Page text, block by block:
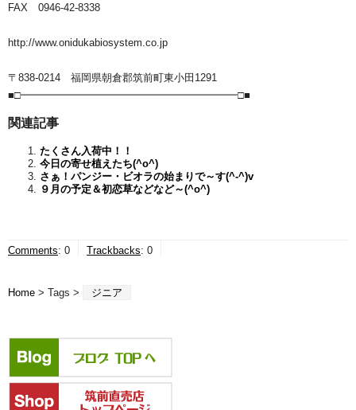
FAX 0946-42-8338
http://www.onidukabiosystem.co.jp
〒838-0214 福岡県朝倉郡筑前町東小田1291
■□━━━━━━━━━━━━━━━━━━━━━□■
関連記事
たくさん入荷中！！
今日の寄せ植えたち(^o^)
さぁ！パンジー・ビオラの始まりで～す(^-^)v
９月の予定＆初恋草などなど～(^o^)
Comments: 0 Trackbacks: 0
Home > Tags > ジニア